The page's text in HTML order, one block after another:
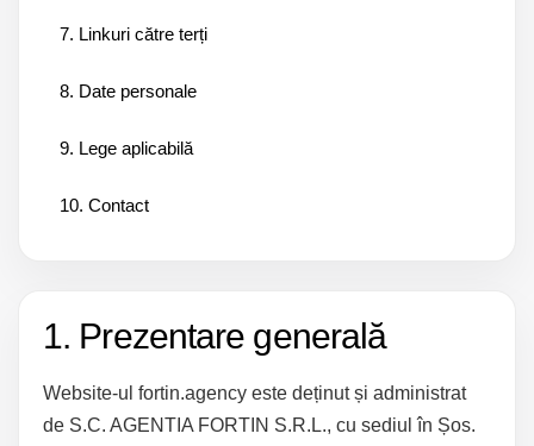
7. Linkuri către terți
8. Date personale
9. Lege aplicabilă
10. Contact
1. Prezentare generală
Website-ul fortin.agency este deținut și administrat
de S.C. AGENTIA FORTIN S.R.L., cu sediul în Șos.